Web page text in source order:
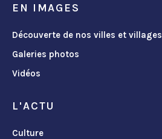
EN IMAGES
Découverte de nos villes et villages
Galeries photos
Vidéos
L'ACTU
Culture